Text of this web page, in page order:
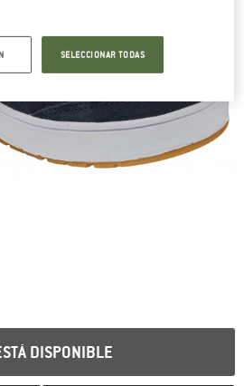
DISPONIBLE
SELECCIONAR TODAS